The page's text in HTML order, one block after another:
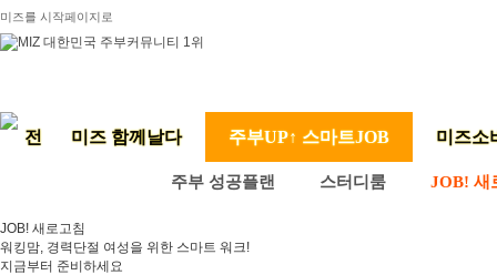
미즈를 시작페이지로
미즈 함께날다 주부UP↑ 스마트JOB 미즈소
주부 성공플랜 스터디룸 JOB! 새
JOB! 새로고침
워킹맘, 경력단절 여성을 위한 스마트 워크!
지금부터 준비하세요